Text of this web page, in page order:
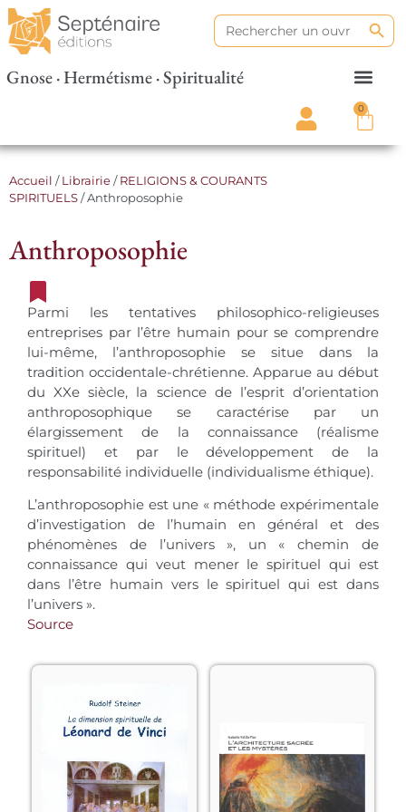
Search
for:
Gnose · Hermétisme · Spiritualité
0
Accueil /Librairie/RELIGIONS & COURANTS
SPIRITUELS/ Anthroposophie
Anthroposophie
Parmi les tentatives philosophico-religieuses
entreprises par l’être humain pour se comprendre
lui-même, l’anthroposophie se situe dans la
tradition occidentale-chrétienne. Apparue au début
du XXe siècle, la science de l’esprit d’orientation
anthroposophique se caractérise par un
élargissement de la connaissance (réalisme
spirituel) et par le développement de la
responsabilité individuelle (individualisme éthique).
L’anthroposophie est une « méthode expérimentale
d’investigation de l’humain en général et des
phénomènes de l’univers », un « chemin de
connaissance qui veut mener le spirituel qui est
dans l’être humain vers le spirituel qui est dans
l’univers ».
Source
« Qui ne connaît la
mille fois reproduite ?
Et qui, la connaissant,
ne s’est étonné de
accompagne le
développement des
civilisations qui se
sont succédé depuis